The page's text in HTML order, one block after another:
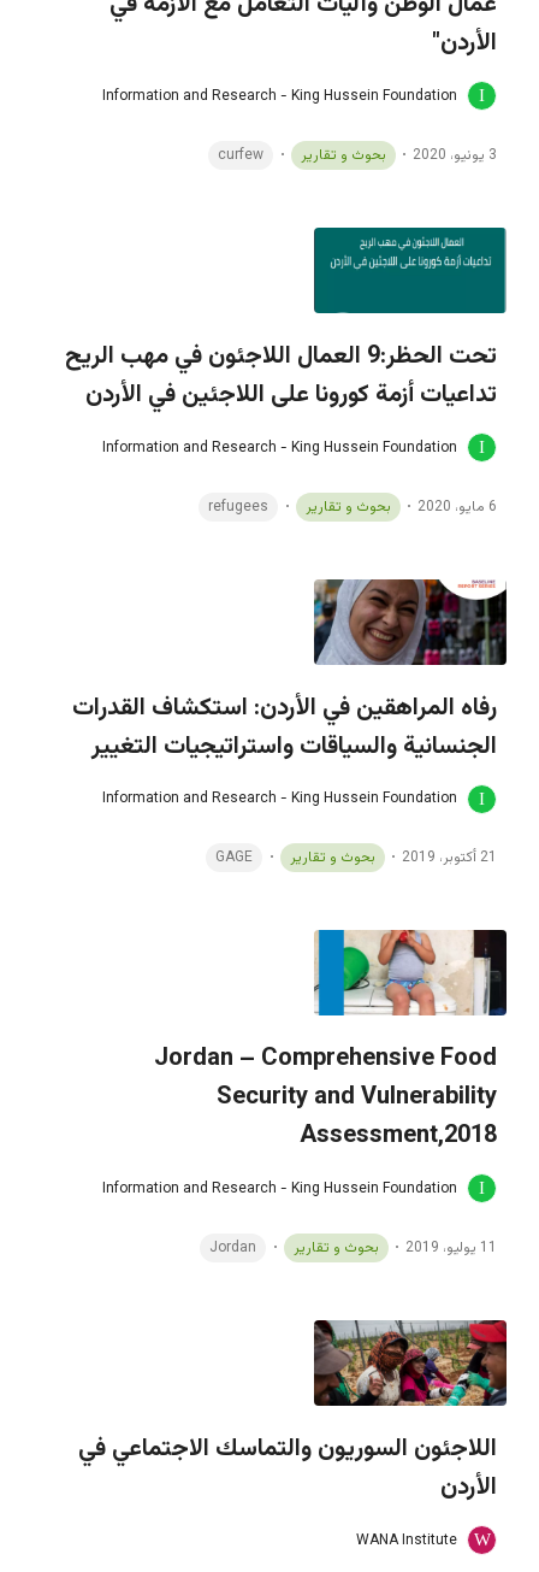
الأردن"
Information and Research - King Hussein Foundation
3 يونيو، 2020 بحوث و تقارير curfew
تحت الحظر:9 العمال اللاجئون في مهب الريح
تداعيات أزمة كورونا على اللاجئين في الأردن
Information and Research - King Hussein Foundation
6 مايو، 2020 بحوث و تقارير refugees
رفاه المراهقين في الأردن: استكشاف القدرات
الجنسانية والسياقات واستراتيجيات التغيير
Information and Research - King Hussein Foundation
21 أكتوبر، 2019 بحوث و تقارير GAGE
Jordan – Comprehensive Food
Security and Vulnerability
Assessment,2018
Information and Research - King Hussein Foundation
11 يوليو، 2019 بحوث و تقارير Jordan
اللاجئون السوريون والتماسك الاجتماعي في
الأردن
WANA Institute